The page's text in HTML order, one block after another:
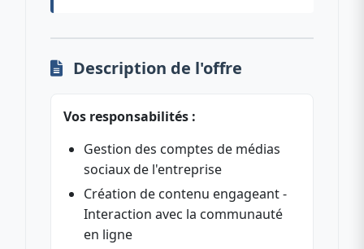
Description de l'offre
Vos responsabilités :
Gestion des comptes de médias
sociaux de l'entreprise
Création de contenu engageant -
Interaction avec la communauté
en ligne